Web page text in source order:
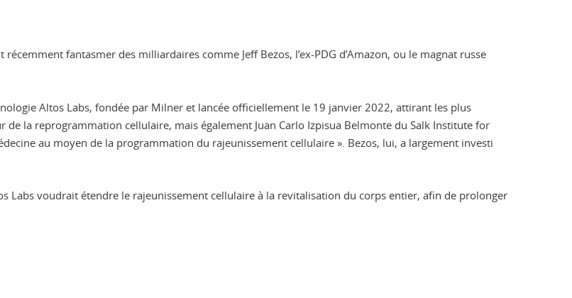
fantasmer des milliardaires comme Jeff Bezos, l’ex-PDG d’Amazon, ou le magnat russe
Altos Labs, fondée par Milner et lancée officiellement le 19 janvier 2022, attirant les plus
la reprogrammation cellulaire, mais également Juan Carlo Izpisua Belmonte du Salk Institute for
au moyen de la programmation du rajeunissement cellulaire ». Bezos, lui, a largement investi
Labs voudrait étendre le rajeunissement cellulaire à la revitalisation du corps entier, afin de prolonger